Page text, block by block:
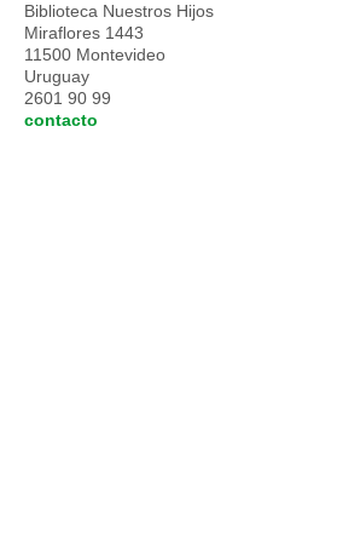
Biblioteca Nuestros Hijos
Miraflores 1443
11500 Montevideo
Uruguay
2601 90 99
contacto